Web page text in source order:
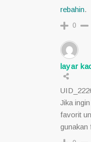
rebahin.
0
layar
Jika
favorit
gunakan